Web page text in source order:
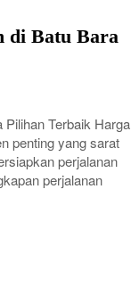
di Batu Bara
Terbaik Harga
penting yang sarat
perjalanan
perjalanan